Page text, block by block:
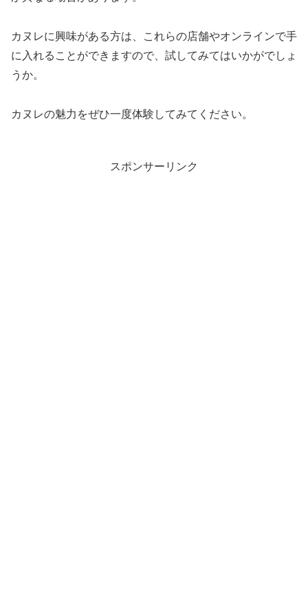
カヌレに興味がある方は、これらの店舗やオンラインで手
に入れることができますので、試してみてはいかがでしょ
うか。
カヌレの魅力をぜひ一度体験してみてください。
スポンサーリンク